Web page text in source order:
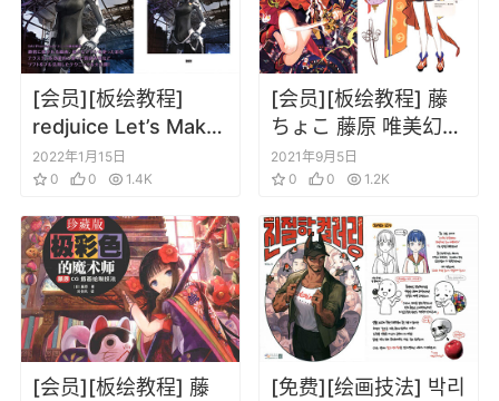
[会员][板绘教程]
redjuice Let’s Make
☆ Character CGイ
ラストテクニック
2022年1月15日
0
0 1.4K
[会员][板绘教程] 藤
ちょこ 藤原 唯美幻想
世界与惊艳角色的描
绘方法 中文
2021年9月5日
0
0 1.2K
[会员][板绘教程] 藤
[免费][绘画技法] 박리